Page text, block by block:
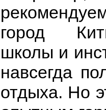
город
школы и
навсегда
отдыха. Но